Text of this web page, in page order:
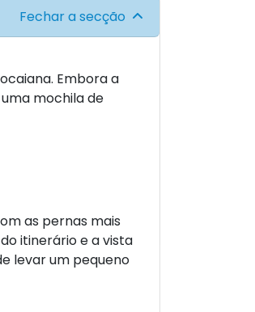
Fechar a secção
Embora a
mochila de
as pernas mais
itinerário e a vista
levar um pequeno